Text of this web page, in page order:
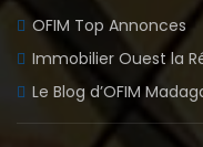
OFIM Top Annonces
Immobilier Ouest la
Le Blog d’OFIM